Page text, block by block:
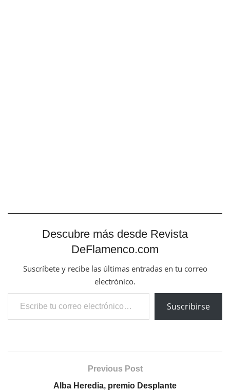
Descubre más desde Revista
DeFlamenco.com
Suscríbete y recibe las últimas entradas en tu correo
electrónico.
Escribe tu correo electrónico…
Suscribirse
Previous Post
Alba Heredia, premio Desplante